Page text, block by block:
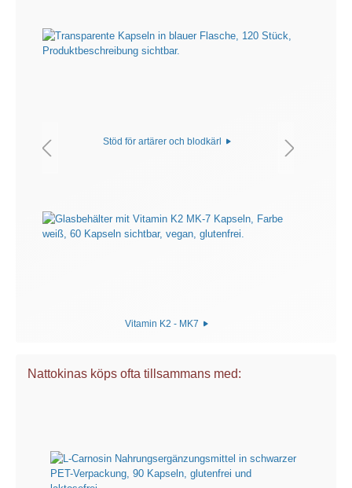
Stöd för artärer och blodkärl
Vitamin K2 - MK7
Nattokinas köps ofta tillsammans med: